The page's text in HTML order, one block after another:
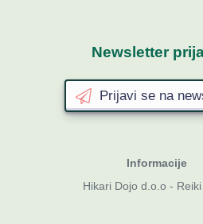
Newsletter
Prijavi se na
Informacije
Hikari Dojo d.o.o -